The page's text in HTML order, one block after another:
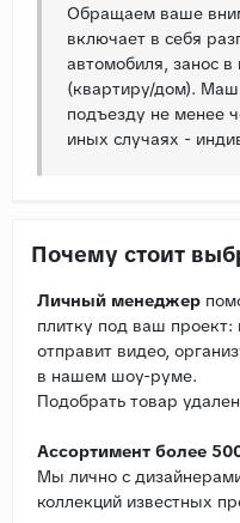
Обращаем ваше
включает в себя
автомобиля, занос
(квартиру/дом).
подъезду не менее
иных случаях -
Почему стоит
Личный менеджер
плитку под ваш проект:
отправит видео,
в нашем шоу-руме.
Подобрать товар
Ассортимент более
Мы лично с
коллекций известных